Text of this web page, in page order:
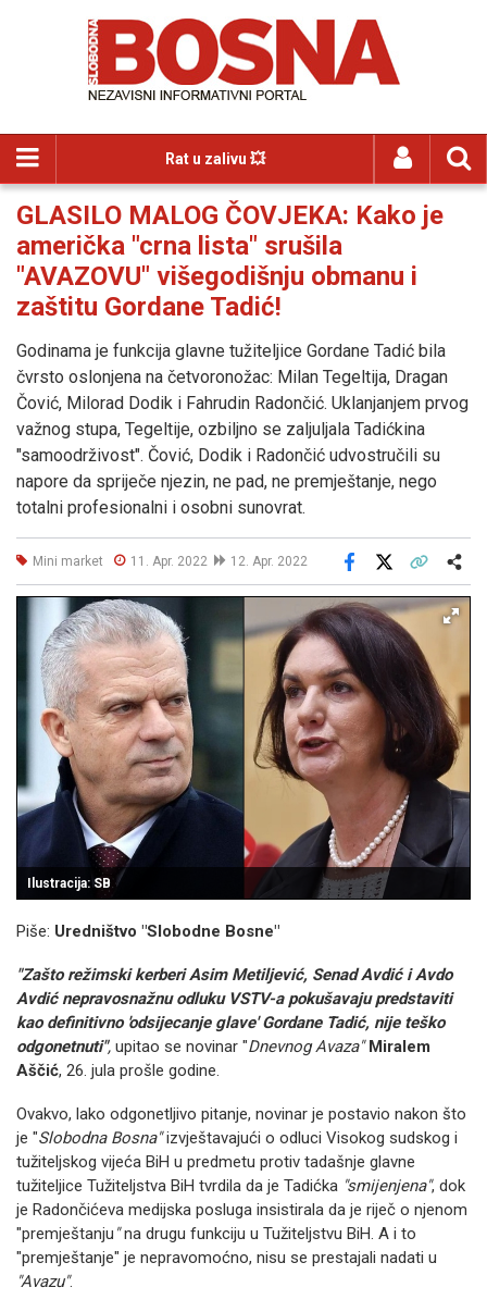
Rat u zalivu 💥
GLASILO MALOG ČOVJEKA: Kako je
američka "crna lista" srušila
"AVAZOVU" višegodišnju obmanu i
zaštitu Gordane Tadić!
Godinama je funkcija glavne tužiteljice Gordane Tadić bila
čvrsto oslonjena na četvoronožac: Milan Tegeltija, Dragan
Čović, Milorad Dodik i Fahrudin Radončić. Uklanjanjem prvog
važnog stupa, Tegeltije, ozbiljno se zaljuljala Tadićkina
"samoodrživost". Čović, Dodik i Radončić udvostručili su
napore da spriječe njezin, ne pad, ne premještanje, nego
totalni profesionalni i osobni sunovrat.
Mini market 11. Apr. 2022 12. Apr. 2022
Facebook
Ilustracija: SB
Piše: Uredništvo "Slobodne Bosne"
"Zašto režimski kerberi Asim Metiljević, Senad Avdić i Avdo
Avdić nepravosnažnu odluku VSTV-a pokušavaju predstaviti
kao definitivno 'odsijecanje glave' Gordane Tadić, nije teško
odgonetnuti", upitao se novinar "Dnevnog Avaza"Miralem
Aščić, 26. jula prošle godine.
Ovakvo, lako odgonetljivo pitanje, novinar je postavio nakon što
je "Slobodna Bosna"izvještavajući o odluci Visokog sudskog i
tužiteljskog vijeća BiH u predmetu protiv tadašnje glavne
tužiteljice Tužiteljstva BiH tvrdila da je Tadićka "smijenjena", dok
je Radončićeva medijska posluga insistirala da je riječ o njenom
"premještanju "na drugu funkciju u Tužiteljstvu BiH. A i to
"premještanje" je nepravomoćno, nisu se prestajali nadati u
"Avazu".